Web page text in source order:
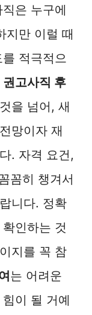
은 누구에
지만 이럴 때
적극적으
권고사직 후
을 넘어, 새
망이자 재
. 자격 요건,
꼼히 챙겨서
니다. 정확
인하는 것
지를 꼭 참
는 어려운
이 될 거예